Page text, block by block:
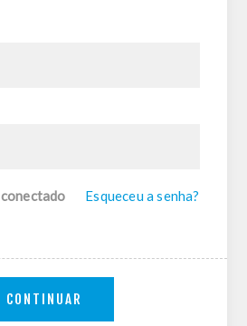
Esqueceu a senha?
CONTINUAR